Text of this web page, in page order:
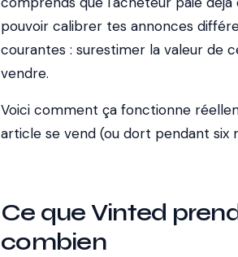
pouvoir calibrer tes annonces
courantes : surestimer la valeur de
vendre.
Voici comment ça fonctionne
article se vend (ou dort pendant six
Ce que Vinted
combien